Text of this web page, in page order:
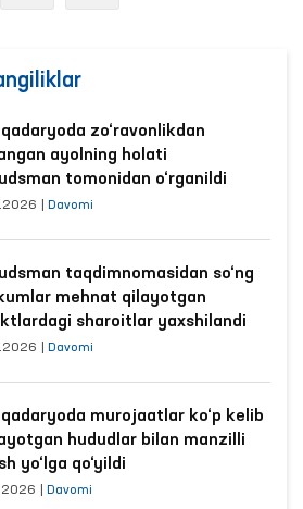
zo‘ravonlikdan
ayolning holati
tomonidan o‘rganildi
Davomi
taqdimnomasidan so‘ng
mehnat qilayotgan
sharoitlar yaxshilandi
Davomi
murojaatlar ko‘p kelib
hududlar bilan manzilli
yo‘lga qo‘yildi
Davomi